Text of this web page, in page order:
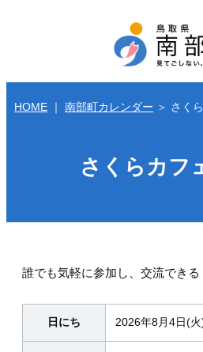
HOME ｜ 南部町カレンダー ＞ さく
さくらカフ
誰でも気軽に参加し、交流できる
日にち 2026年8月4日(火